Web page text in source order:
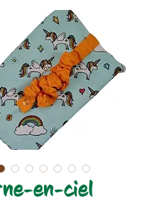
en-ciel